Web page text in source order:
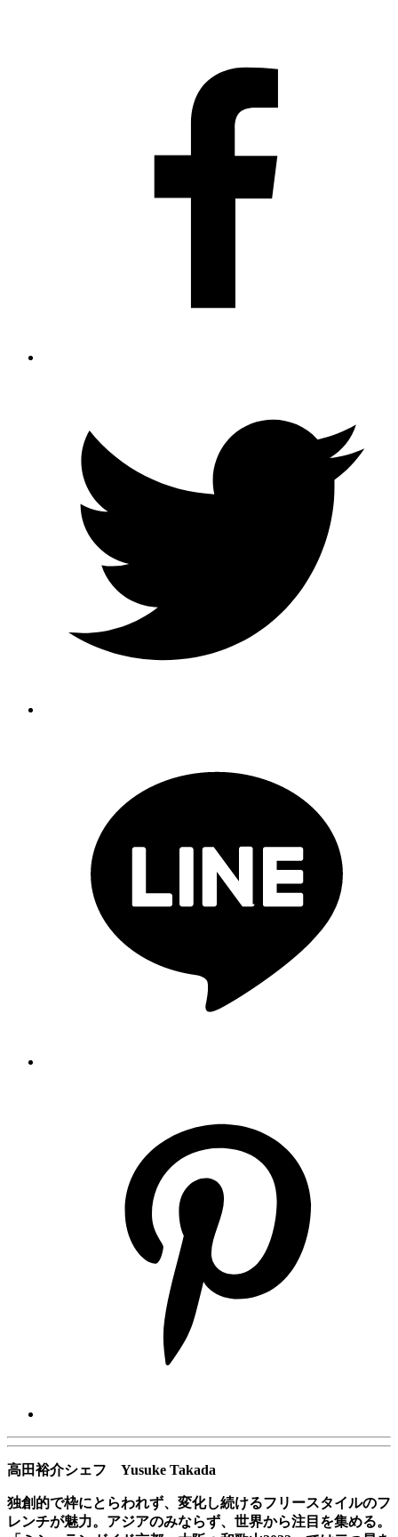
高田裕介シェフ Yusuke Takada
独創的で枠にとらわれず、変化し続けるフリースタイルのフ
レンチが魅力。アジアのみならず、世界から注目を集める。